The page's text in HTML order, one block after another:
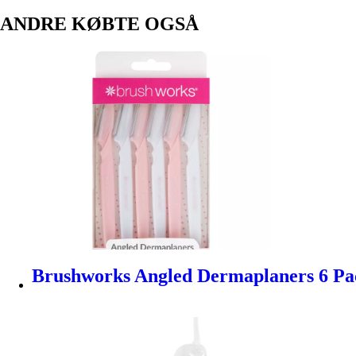
ANDRE KØBTE OGSÅ
Brushworks Angled Dermaplaners 6